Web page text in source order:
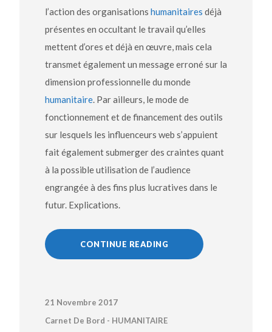
l’action des organisations humanitaires déjà
présentes en occultant le travail qu’elles
mettent d’ores et déjà en œuvre, mais cela
transmet également un message erroné sur la
dimension professionnelle du monde
humanitaire. Par ailleurs, le mode de
fonctionnement et de financement des outils
sur lesquels les influenceurs web s’appuient
fait également submerger des craintes quant
à la possible utilisation de l’audience
engrangée à des fins plus lucratives dans le
futur. Explications.
CONTINUE READING
21 Novembre 2017
Carnet De Bord - HUMANITAIRE